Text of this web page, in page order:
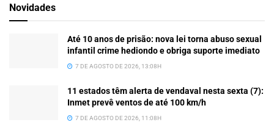
Novidades
Até 10 anos de prisão: nova lei torna abuso sexual
infantil crime hediondo e obriga suporte imediato
7 DE AGOSTO DE 2026, 13:08H
11 estados têm alerta de vendaval nesta sexta (7):
Inmet prevê ventos de até 100 km/h
7 DE AGOSTO DE 2026, 11:08H